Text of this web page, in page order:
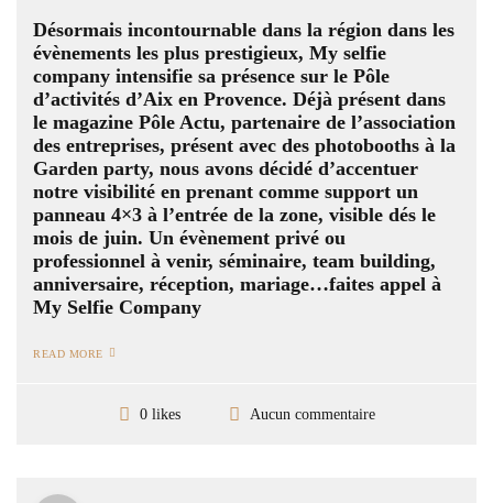
Désormais incontournable dans la région dans les
évènements les plus prestigieux, My selfie
company intensifie sa présence sur le Pôle
d’activités d’Aix en Provence. Déjà présent dans
le magazine Pôle Actu, partenaire de l’association
des entreprises, présent avec des photobooths à la
Garden party, nous avons décidé d’accentuer
notre visibilité en prenant comme support un
panneau 4×3 à l’entrée de la zone, visible dés le
mois de juin. Un évènement privé ou
professionnel à venir, séminaire, team building,
anniversaire, réception, mariage…faites appel à
My Selfie Company
READ MORE
0 likes Aucun commentaire